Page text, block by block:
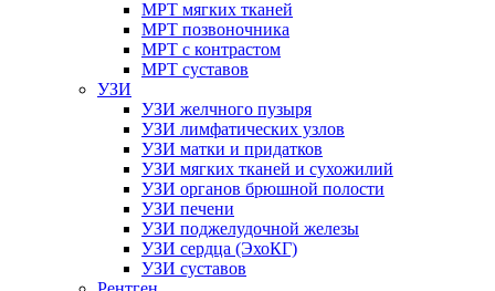
МРТ мягких тканей
МРТ позвоночника
МРТ с контрастом
МРТ суставов
УЗИ
УЗИ желчного пузыря
УЗИ лимфатических узлов
УЗИ матки и придатков
УЗИ мягких тканей и сухожилий
УЗИ органов брюшной полости
УЗИ печени
УЗИ поджелудочной железы
УЗИ сердца (ЭхоКГ)
УЗИ суставов